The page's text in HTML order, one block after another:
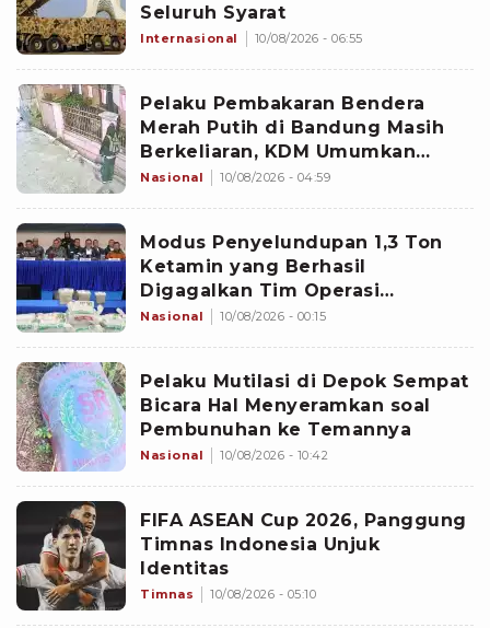
Seluruh Syarat
Internasional 10/08/2026 - 06:55
Pelaku Pembakaran Bendera
Merah Putih di Bandung Masih
Berkeliaran, KDM Umumkan
Sayembara Berhadiah
Nasional 10/08/2026 - 04:59
Modus Penyelundupan 1,3 Ton
Ketamin yang Berhasil
Digagalkan Tim Operasi
Gabungan di Perairan Natuna
Nasional 10/08/2026 - 00:15
Pelaku Mutilasi di Depok Sempat
Bicara Hal Menyeramkan soal
Pembunuhan ke Temannya
Nasional 10/08/2026 - 10:42
FIFA ASEAN Cup 2026, Panggung
Timnas Indonesia Unjuk
Identitas
Timnas 10/08/2026 - 05:10